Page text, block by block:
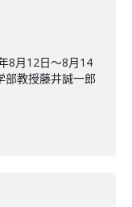
8月12日〜8月14
部教授藤井誠一郎